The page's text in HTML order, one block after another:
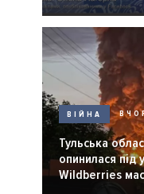
ВІЙНА
Тульська
опинилася під
Wildberries